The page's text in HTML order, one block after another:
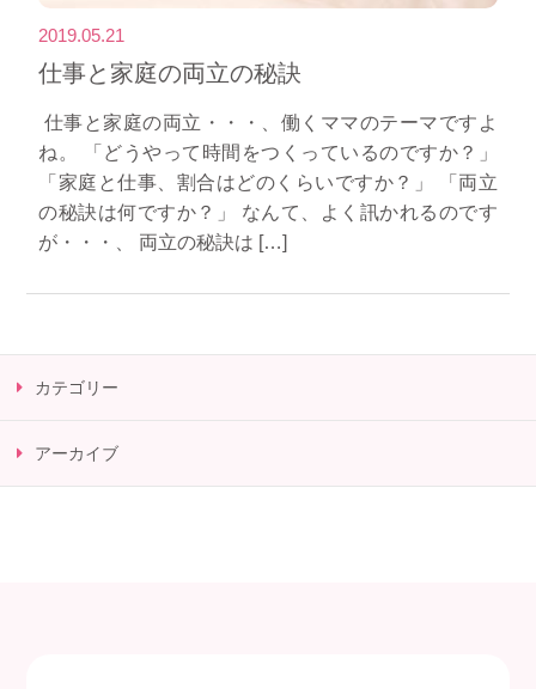
2019.05.21
仕事と家庭の両立の秘訣
​ 仕事と家庭の両立・・・、働くママのテーマですよ
ね。 「どうやって時間をつくっているのですか？」
「家庭と仕事、割合はどのくらいですか？」 「両立
の秘訣は何ですか？」 なんて、よく訊かれるのです
が・・・、 両立の秘訣は […]
カテゴリー
アーカイブ